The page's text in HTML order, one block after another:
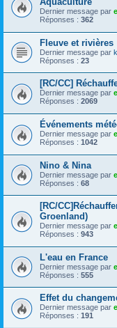
Dernier message par
Réponses : 362
Fleuve et rivières
Dernier message par
Réponses : 23
[RC/CC]
Dernier message par
Réponses : 2069
Événements
Dernier message par
Réponses : 1042
Nino & Nina
Dernier message par
Réponses : 68
[RC/
Groenland)
Dernier message par
Réponses : 943
L'eau en France
Dernier message par
Réponses : 555
Effet du
Dernier message par
Réponses : 191